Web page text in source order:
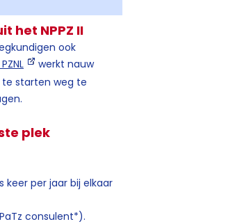
het NPPZ II
ook
werkt nauw
starten weg te
plek
keer per jaar bij elkaar
consulent*).